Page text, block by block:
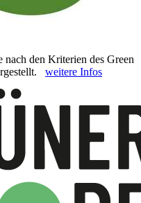
nach den Kriterien des Green
weitere Infos